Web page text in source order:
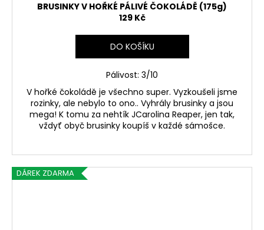
BRUSINKY V HOŘKÉ PÁLIVÉ ČOKOLÁDĚ (175g)
129 Kč
DO KOŠÍKU
Pálivost: 3/10
V hořké čokoládě je všechno super. Vyzkoušeli jsme
rozinky, ale nebylo to ono.. Vyhrály brusinky a jsou
mega! K tomu za nehtík JCarolina Reaper, jen tak,
vždyť obyč brusinky koupíš v každé sámošce.
DÁREK ZDARMA